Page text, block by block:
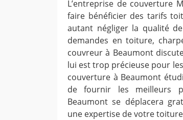
L’entreprise de couverture
faire bénéficier des tarifs
autant négliger la qualité
demandes en toiture,
couvreur à Beaumont
lui est trop précieuse pour
couverture à Beaumont
de fournir les meilleurs
Beaumont se déplacera
une expertise de votre